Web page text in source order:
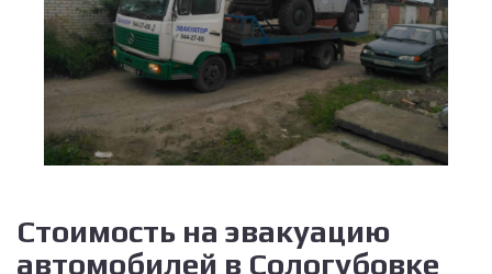
Стоимость на эвакуацию
автомобилей в Сологубовке